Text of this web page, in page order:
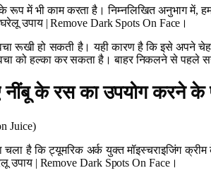
में भी काम करता है। निम्नलिखित अनुभाग में,
उपाय | Remove Dark Spots On Face।
रूखी हो सकती है। यही कारण है कि इसे अपने
को हल्का कर सकता है। बाहर निकलने से पहले
के रस का उपयोग करने के
Juice)
है कि ट्यूमरिक अर्क युक्त मॉइस्चराइजिंग
उपाय | Remove Dark Spots On Face।